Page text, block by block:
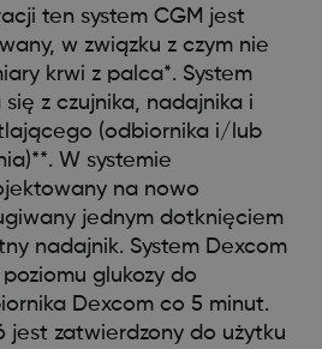
ten system CGM jest
w związku z czym nie
krwi z palca*. System
się z czujnika, nadajnika i
(odbiornika i/lub
W systemie
na nowo
jednym dotknięciem
nadajnik. System Dexcom
glukozy do
Dexcom co 5 minut.
jest zatwierdzony do użytku